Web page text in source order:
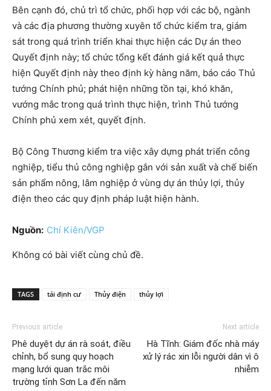
Bên cạnh đó, chủ trì tổ chức, phối hợp với các bộ, ngành
và các địa phương thường xuyên tổ chức kiểm tra, giám
sát trong quá trình triển khai thực hiện các Dự án theo
Quyết định này; tổ chức tổng kết đánh giá kết quả thực
hiện Quyết định này theo định kỳ hàng năm, báo cáo Thủ
tướng Chính phủ; phát hiện những tồn tại, khó khăn,
vướng mắc trong quá trình thực hiện, trình Thủ tướng
Chính phủ xem xét, quyết định.
Bộ Công Thương kiểm tra việc xây dựng phát triển công
nghiệp, tiểu thủ công nghiệp gắn với sản xuất và chế biến
sản phẩm nông, lâm nghiệp ở vùng dự án thủy lợi, thủy
điện theo các quy định pháp luật hiện hành.
Nguồn: Chí Kiên/VGP
Không có bài viết cùng chủ đề.
TAGS tái định cư Thủy điện thủy lợi
Previous article
Phê duyệt dự án rà soát, điều
chỉnh, bổ sung quy hoạch
mạng lưới quan trắc môi
trường tỉnh Sơn La đến năm
Next article
Hà Tĩnh: Giám đốc nhà máy
xử lý rác xin lỗi người dân vì ô
nhiễm